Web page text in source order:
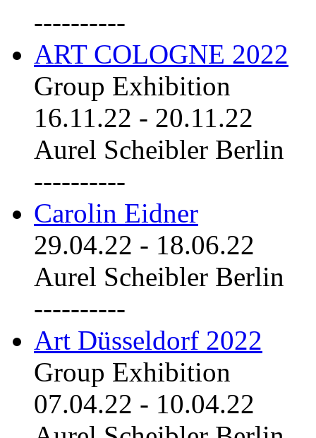
----------
ART COLOGNE 2022
Group Exhibition
16.11.22 - 20.11.22
Aurel Scheibler Berlin
----------
Carolin Eidner
29.04.22 - 18.06.22
Aurel Scheibler Berlin
----------
Art Düsseldorf 2022
Group Exhibition
07.04.22 - 10.04.22